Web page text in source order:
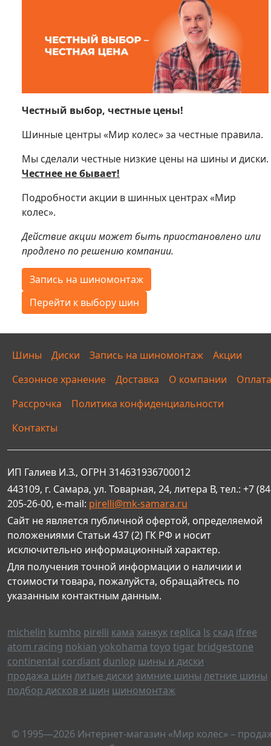
Честный выбор, честные цены!
Шинные центры «Мир колес» за честные правила.
Мы сделали честные низкие цены на шины и диски.
Честнее не бывает!
Подробности акции в шинных центрах «Мир
колес».
Действие акции может быть приостановлено или
продлено по решению компании.
Запись на шиномонтаж
Перейти к выбору шин
Шины Диски Запись на шиномонтаж
Акции
Сезонное хранение
Доставка О компании
Оплата
Рассрочка
Политика конфиденциальности
Контакты
ИП Галиев И.З., ОГРН 314631936700012
443109, г. Самара, ул. Товарная, 24, литера В, тел.: +7
205-26-00, e-mail: pirelli@mk-samara.ru
Сайт не является публичной офертой, определяемой
положениями Статьи 437 (2) ГК РФ и носит
исключительно информационный характер.
Для получения точной информации о наличии и
стоимости товара, пожалуйста, обращайтесь по
указанным контактным данным.
michelin kumho pirelli кама ханкук replica ls скад ifree
atom racing nokian yokohama toyo tigar bridgestone
continental cordiant dunlop шины и диски
продажа шин литые диски зимние шины летние шины
подбор дисков и шин шиномонтаж
© 1995—2026 Интернет-магазин «Мир колес» –